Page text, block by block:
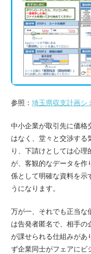
参照：埼玉県収支計画シ
中小企業が取引先に価格
はなく、堂々と交渉する
り、下請けとしては心
が、客観的なデータを作
係として明確な資料を示
うになります。
万が一、それでも正当な
は告発者匿名で、相手の
が課せられる仕組みがあ
ず企業同士がフェアにビ